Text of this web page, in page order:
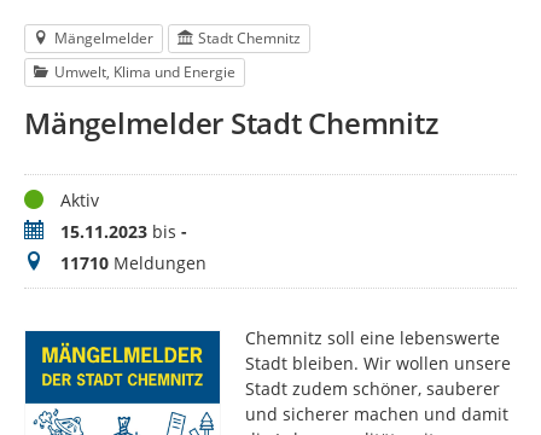
Mängelmelder
Stadt Chemnitz
Umwelt, Klima und Energie
Mängelmelder Stadt Chemnitz
StatusAktiv
Zeitraum15.11.2023 bis -
Meldungen
11710 Meldungen
Chemnitz soll eine lebenswerte
Stadt bleiben. Wir wollen unsere
Stadt zudem schöner, sauberer
und sicherer machen und damit